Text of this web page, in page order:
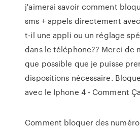
j'aimerai savoir comment
sms + appels directement
t-il une appli ou un réglage
dans le téléphone?? Merci de
que possible que je puisse
dispositions nécessaire.
avec le Iphone 4 - Comment
Comment bloquer des